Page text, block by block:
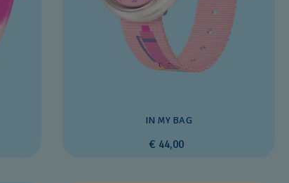
IN MY BAG
€ 44,00